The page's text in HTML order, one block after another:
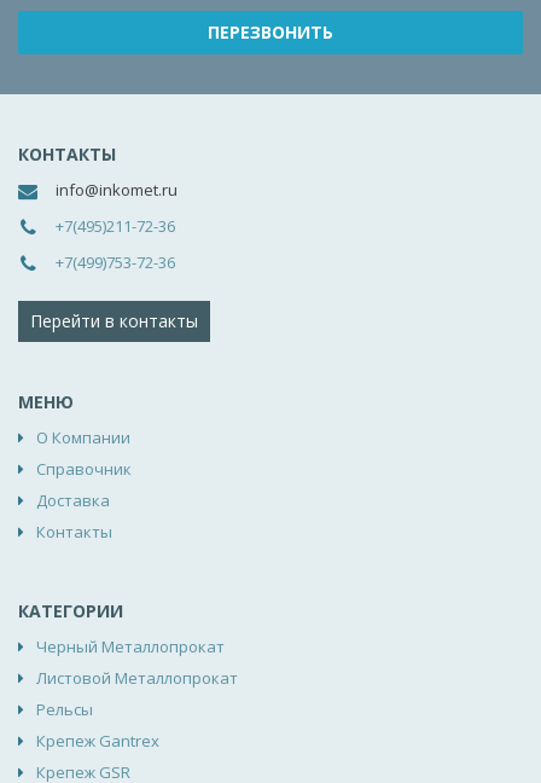
КОНТАКТЫ
info@inkomet.ru
+7(495)211-72-36
+7(499)753-72-36
Перейти в контакты
МЕНЮ
О Компании
Справочник
Доставка
Контакты
КАТЕГОРИИ
Черный Металлопрокат
Листовой Металлопрокат
Рельсы
Крепеж Gantrex
Крепеж GSR